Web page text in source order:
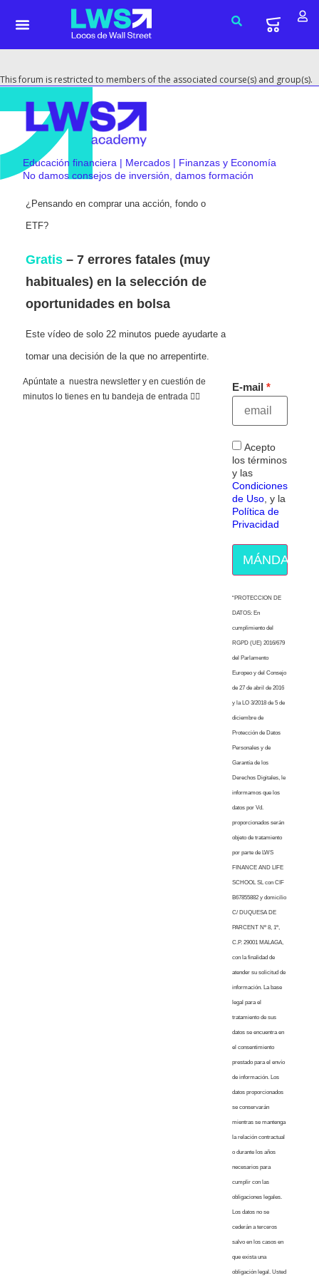
This forum is restricted to members of the associated course(s) and group(s).
Educación financiera | Mercados | Finanzas y Economía
No damos consejos de inversión, damos formación
¿Pensando en comprar una acción, fondo o
ETF?
Gratis – 7 errores fatales (muy
habituales) en la selección de
oportunidades en bolsa
Este vídeo de solo 22 minutos puede ayudarte a
tomar una decisión de la que no arrepentirte.
Apúntate a nuestra newsletter y en cuestión de
minutos lo tienes en tu bandeja de entrada 👇🏻
E-mail
Acepto
los términos
y las
Condiciones
de Uso, y la
Política de
Privacidad
MÁNDAME
“PROTECCION DE
DATOS: En
cumplimiento del
RGPD (UE) 2016/679
del Parlamento
Europeo y del Consejo
de 27 de abril de 2016
y la LO 3/2018 de 5 de
diciembre de
Protección de Datos
Personales y de
Garantía de los
Derechos Digitales, le
informamos que los
datos por Vd.
proporcionados serán
objeto de tratamiento
por parte de LWS
FINANCE AND LIFE
SCHOOL SL con CIF
B67855882 y domicilio
C/ DUQUESA DE
PARCENT Nº 8, 1º,
C.P. 29001 MALAGA,
con la finalidad de
atender su solicitud de
información. La base
legal para el
tratamiento de sus
datos se encuentra en
el consentimiento
prestado para el envío
de información. Los
datos proporcionados
se conservarán
mientras se mantenga
la relación contractual
o durante los años
necesarios para
cumplir con las
obligaciones legales.
Los datos no se
cederán a terceros
salvo en los casos en
que exista una
obligación legal. Usted